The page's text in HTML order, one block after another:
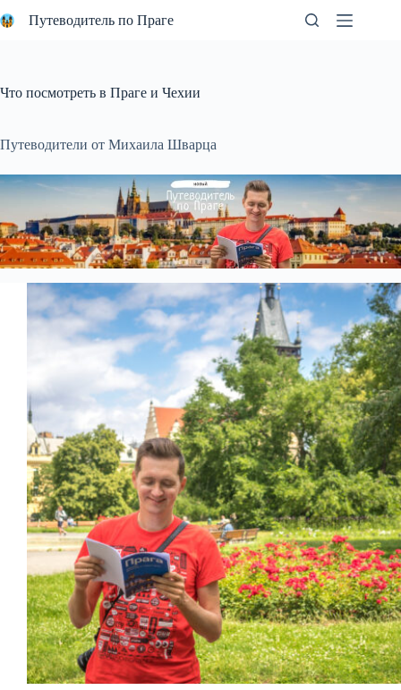
к
Путеводитель по Праге
Что посмотреть в Праге и Чехии
Путеводители от Михаила Шварца